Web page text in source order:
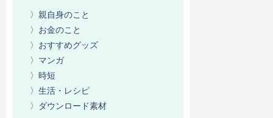
〉親自身のこと
〉お金のこと
〉おすすめグッズ
〉マンガ
〉時短
〉生活・レシピ
〉ダウンロード素材